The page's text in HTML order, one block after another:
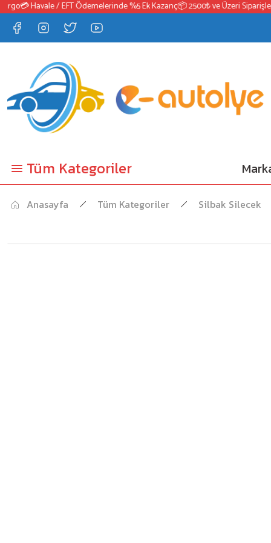
💳 Havale / EFT Ödemelerinde %5 Ek Kazanç📦 2500₺ ve Üzeri
Tüm Kategoriler
Anasayfa Tüm Kategoriler Silbak Silecek